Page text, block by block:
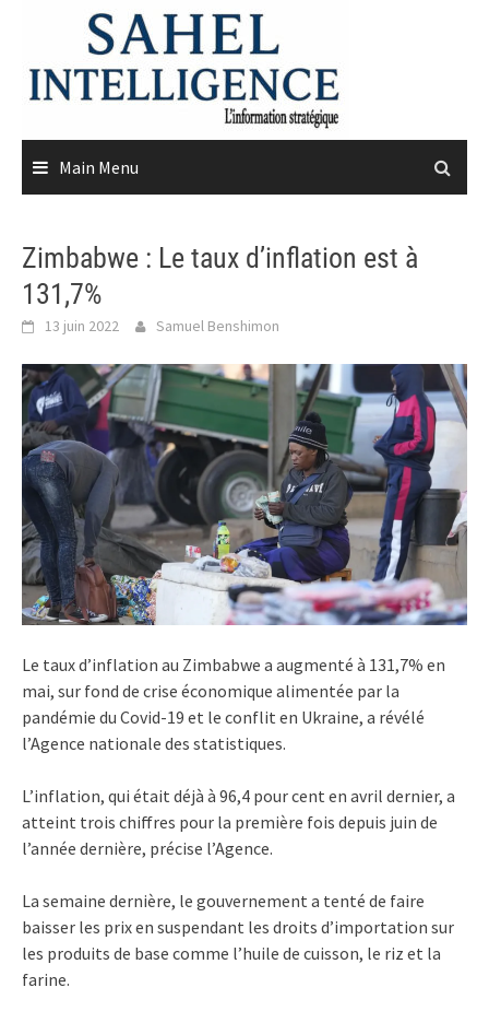
content
Main Menu
Zimbabwe : Le taux d’inflation est à
131,7%
13 juin 2022 Samuel Benshimon
Le taux d’inflation au Zimbabwe a augmenté à 131,7% en
mai, sur fond de crise économique alimentée par la
pandémie du Covid-19 et le conflit en Ukraine, a révélé
l’Agence nationale des statistiques.
L’inflation, qui était déjà à 96,4 pour cent en avril dernier, a
atteint trois chiffres pour la première fois depuis juin de
l’année dernière, précise l’Agence.
La semaine dernière, le gouvernement a tenté de faire
baisser les prix en suspendant les droits d’importation sur
les produits de base comme l’huile de cuisson, le riz et la
farine.